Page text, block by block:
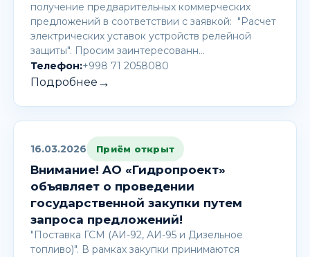
получение предварительных коммерческих
предложений в соответствии с заявкой: "Расчет
электрических уставок устройств релейной
защиты". Просим заинтересованн…
Телефон:+998 71 2058080
Подробнее →
16.03.2026 Приём открыт
Внимание! AО «Гидропроект»
объявляет о проведении
государственной закупки путем
запроса предложений!
"Поставка ГСМ (АИ-92, АИ-95 и Дизельное
топливо)". В рамках закупки принимаются